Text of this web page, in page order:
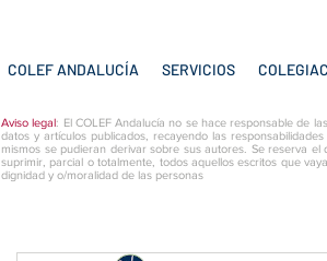
COLEF ANDALUCÍA SERVICIOS
Aviso legal: El COLEF Andalucía no se hace responsable de
datos y artículos publicados, recayendo las
mismos se pudieran derivar sobre sus autores. Se reserva el
suprimir, parcial o totalmente, todos aquellos escritos que
dignidad y o/moralidad de las personas